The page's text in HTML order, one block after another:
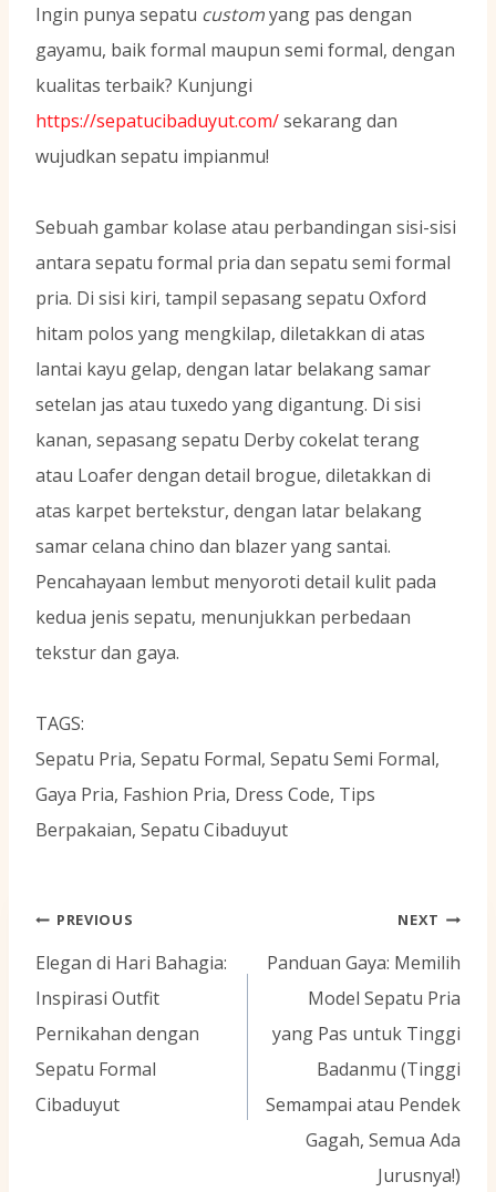
Ingin punya sepatu customyang pas dengan
gayamu, baik formal maupun semi formal, dengan
kualitas terbaik? Kunjungi
https://sepatucibaduyut.com/sekarang dan
wujudkan sepatu impianmu!
Sebuah gambar kolase atau perbandingan sisi-sisi
antara sepatu formal pria dan sepatu semi formal
pria. Di sisi kiri, tampil sepasang sepatu Oxford
hitam polos yang mengkilap, diletakkan di atas
lantai kayu gelap, dengan latar belakang samar
setelan jas atau tuxedo yang digantung. Di sisi
kanan, sepasang sepatu Derby cokelat terang
atau Loafer dengan detail brogue, diletakkan di
atas karpet bertekstur, dengan latar belakang
samar celana chino dan blazer yang santai.
Pencahayaan lembut menyoroti detail kulit pada
kedua jenis sepatu, menunjukkan perbedaan
tekstur dan gaya.
TAGS:
Sepatu Pria, Sepatu Formal, Sepatu Semi Formal,
Gaya Pria, Fashion Pria, Dress Code, Tips
Berpakaian, Sepatu Cibaduyut
Navigasi
pos
PREVIOUS
Elegan di Hari Bahagia:
Inspirasi Outfit
Pernikahan dengan
Sepatu Formal
Cibaduyut
NEXT
Panduan Gaya: Memilih
Model Sepatu Pria
yang Pas untuk Tinggi
Badanmu (Tinggi
Semampai atau Pendek
Gagah, Semua Ada
Jurusnya!)